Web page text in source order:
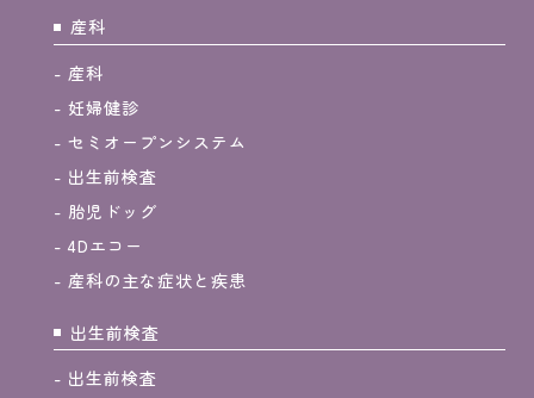
産科
産科
妊婦健診
セミオープンシステム
出生前検査
胎児ドッグ
4Dエコー
産科の主な症状と疾患
出生前検査
出生前検査